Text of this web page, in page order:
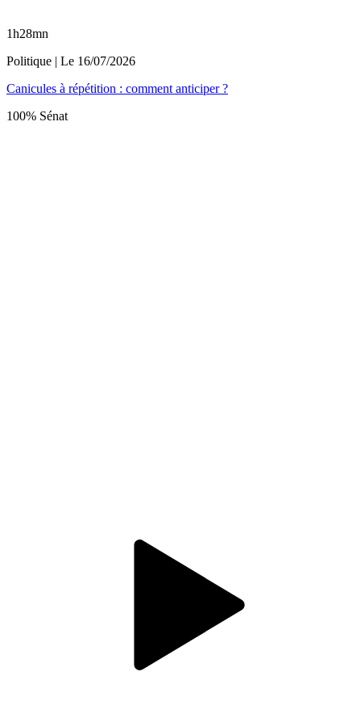
1h28mn
Politique | Le 16/07/2026
Canicules à répétition : comment anticiper ?
100% Sénat